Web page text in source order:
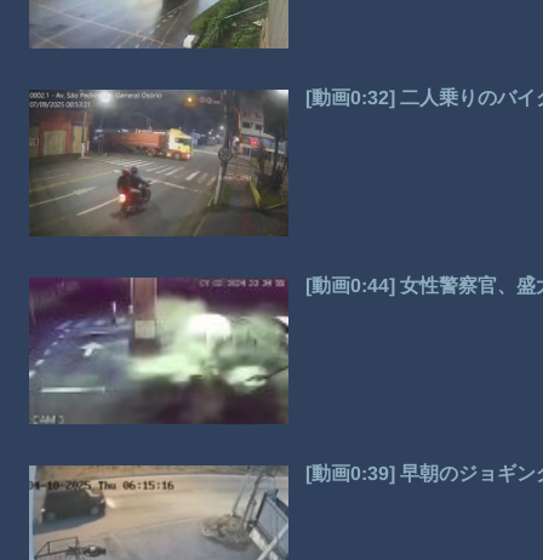
[動画0:32] 二人乗りのバ
[動画0:44] 女性警察官、
[動画0:39] 早朝のジョギ